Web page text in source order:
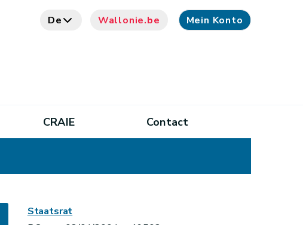
De Wallonie.be Mein Konto
CRAIE Contact
Staatsrat